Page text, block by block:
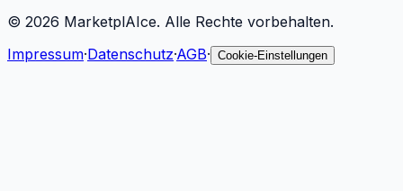
© 2026 MarketplAIce. Alle Rechte vorbehalten.
Impressum·Datenschutz·AGB· Cookie-Einstellungen